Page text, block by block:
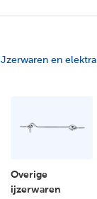
IJzerwaren en elektra
Overige
ijzerwaren